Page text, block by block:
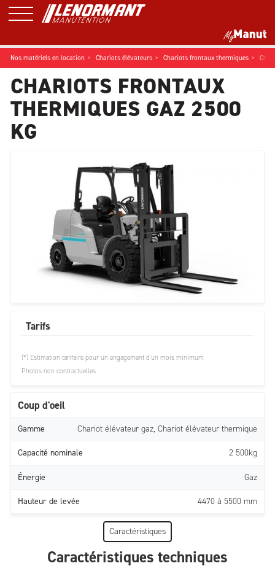
Nos matériels en location Chariots élévateurs Chariots frontaux thermiques
CHARIOTS FRONTAUX
THERMIQUES GAZ 2500
KG
Caractéristiques
Coup d'oeil
Gamme Chariot élévateur gaz, Chariot élévateur thermique
Capacité nominale 2 500kg
Énergie Gaz
Hauteur de levée 4470 à 5500 mm
Tarifs
(*) Estimation tarifaire pour un engagement d'un mois minimum
Photos non contractuelles
Caractéristiques techniques